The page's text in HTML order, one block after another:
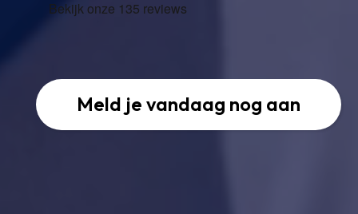
Meld je vandaag nog aan